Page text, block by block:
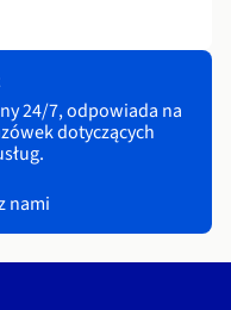
24/7, odpowiada na
dotyczących
nami